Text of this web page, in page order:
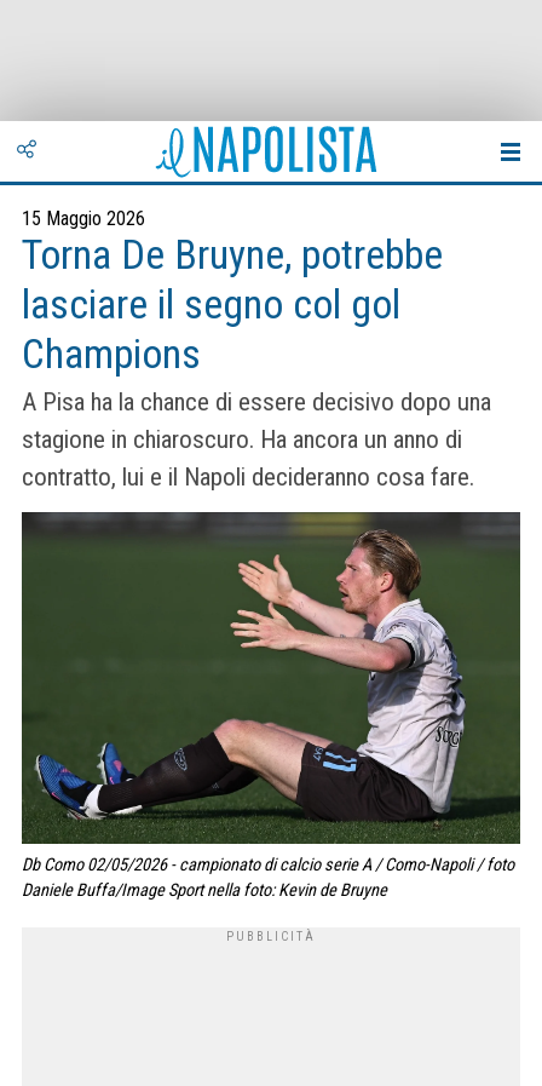
15 Maggio 2026
Torna De Bruyne, potrebbe
lasciare il segno col gol
Champions
A Pisa ha la chance di essere decisivo dopo una
stagione in chiaroscuro. Ha ancora un anno di
contratto, lui e il Napoli decideranno cosa fare.
Db Como 02/05/2026 - campionato di calcio serie A / Como-Napoli / foto
Daniele Buffa/Image Sport nella foto: Kevin de Bruyne